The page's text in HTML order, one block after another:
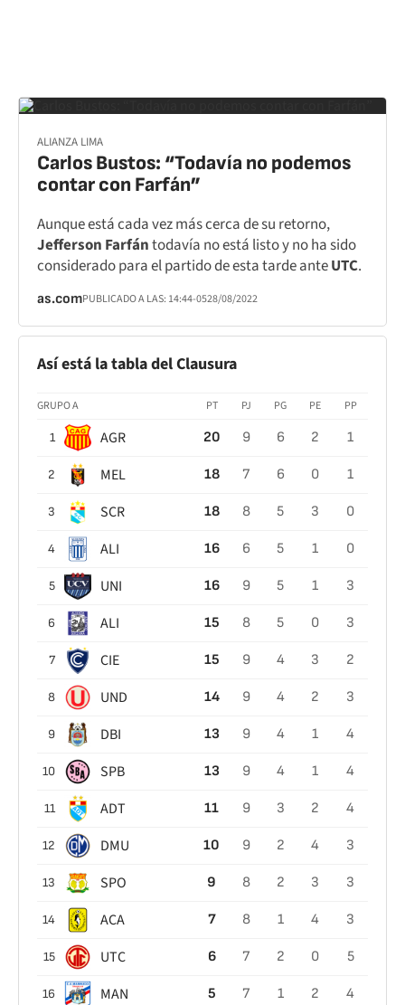
ALIANZA LIMA
Carlos Bustos: “Todavía no podemos
contar con Farfán”
Aunque está cada vez más cerca de su retorno,
Jefferson Farfántodavía no está listo y no ha sido
considerado para el partido de esta tarde anteUTC.
as.comPUBLICADO A LAS: 14:44-0528/08/2022
Así está la tabla del Clausura
GRUPO A PT PJ PG PE PP
1 AGR 20 9 6 2 1
2 MEL 18 7 6 0 1
3 SCR 18 8 5 3 0
4 ALI 16 6 5 1 0
5 UNI 16 9 5 1 3
6 ALI 15 8 5 0 3
7 CIE 15 9 4 3 2
8 UND 14 9 4 2 3
9 DBI 13 9 4 1 4
10 SPB 13 9 4 1 4
11 ADT 11 9 3 2 4
12 DMU 10 9 2 4 3
13 SPO 9 8 2 3 3
14 ACA 7 8 1 4 3
15 UTC 6 7 2 0 5
16 MAN 5 7 1 2 4